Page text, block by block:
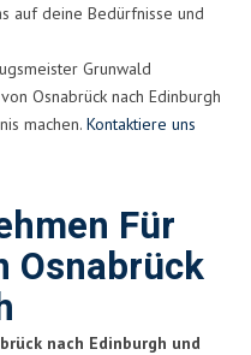
auf deine Bedürfnisse und
Grunwald
Osnabrück nach Edinburgh
machen. Kontaktiere uns
Für
Osnabrück
nach Edinburgh und